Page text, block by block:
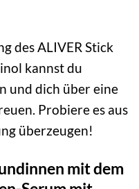
des ALIVER Stick
kannst du
und dich über eine
Probiere es aus
überzeugen!
mit dem